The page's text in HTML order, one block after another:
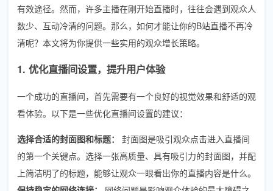
有效途径。然而，许多主播在刚开始直播时，往往会遇到观众人
数少、互动冷清的问题。那么，如何才能让你的B站直播不再冷
清呢？本文将为你提供一些实用的观众增长策略。
1. 优化直播间设置，提升用户体验
一个成功的直播间，首先需要有一个良好的视觉效果和舒适的观
看体验。以下是一些优化直播间设置的建议：
选择合适的封面图和标题：
封面图是吸引观众点击进入直播间
的第一个关键点。选择一张高质量、具有吸引力的封面图，并配
上简洁明了的标题，能够让观众一眼看出你的直播内容是什么。